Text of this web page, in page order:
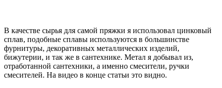
В качестве сырья для самой пряжки я использовал цинковый
сплав, подобные сплавы используются в большинстве
фурнитуры, декоративных металлических изделий,
бижутерии, и так же в сантехнике. Метал я добывал из,
отработанной сантехники, а именно смесители, ручки
смесителей. На видео в конце статьи это видно.